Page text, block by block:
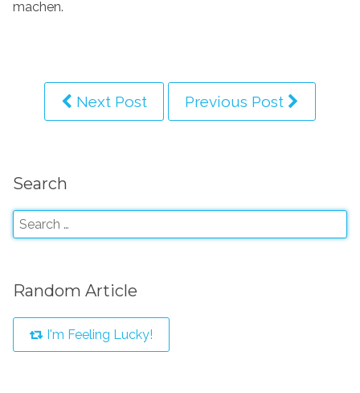
machen.
Next Post Previous Post
Search
Random Article
I'm Feeling Lucky!